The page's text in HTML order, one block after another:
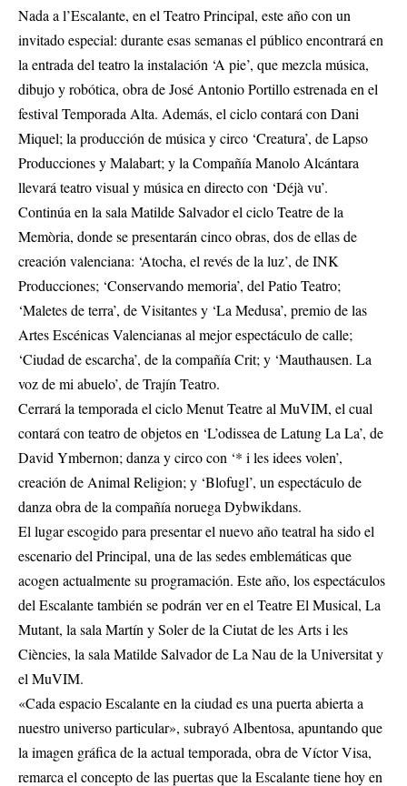
Nada a l’Escalante, en el Teatro Principal, este año con un
invitado especial: durante esas semanas el público encontrará en
la entrada del teatro la instalación ‘A pie’, que mezcla música,
dibujo y robótica, obra de José Antonio Portillo estrenada en el
festival Temporada Alta. Además, el ciclo contará con Dani
Miquel; la producción de música y circo ‘Creatura’, de Lapso
Producciones y Malabart; y la Compañía Manolo Alcántara
llevará teatro visual y música en directo con ‘Déjà vu’.
Continúa en la sala Matilde Salvador el ciclo Teatre de la
Memòria, donde se presentarán cinco obras, dos de ellas de
creación valenciana: ‘Atocha, el revés de la luz’, de INK
Producciones; ‘Conservando memoria’, del Patio Teatro;
‘Maletes de terra’, de Visitantes y ‘La Medusa’, premio de las
Artes Escénicas Valencianas al mejor espectáculo de calle;
‘Ciudad de escarcha’, de la compañía Crit; y ‘Mauthausen. La
voz de mi abuelo’, de Trajín Teatro.
Cerrará la temporada el ciclo Menut Teatre al MuVIM, el cual
contará con teatro de objetos en ‘L’odissea de Latung La La’, de
David Ymbernon; danza y circo con ‘* i les idees volen’,
creación de Animal Religion; y ‘Blofugl’, un espectáculo de
danza obra de la compañía noruega Dybwikdans.
El lugar escogido para presentar el nuevo año teatral ha sido el
escenario del Principal, una de las sedes emblemáticas que
acogen actualmente su programación. Este año, los espectáculos
del Escalante también se podrán ver en el Teatre El Musical, La
Mutant, la sala Martín y Soler de la Ciutat de les Arts i les
Ciències, la sala Matilde Salvador de La Nau de la Universitat y
el MuVIM.
«Cada espacio Escalante en la ciudad es una puerta abierta a
nuestro universo particular», subrayó Albentosa, apuntando que
la imagen gráfica de la actual temporada, obra de Víctor Visa,
remarca el concepto de las puertas que la Escalante tiene hoy en